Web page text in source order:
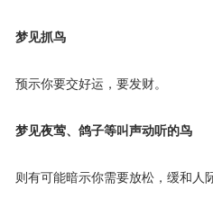
梦见抓鸟
预示你要交好运，要发财。
梦见夜莺、鸽子等叫声动听的鸟
则有可能暗示你需要放松，缓和人